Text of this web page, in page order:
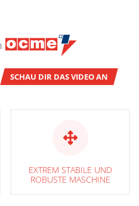
kg auf Paletten bis 1.200
ideal für anspruchsvolle
SCHAU DIR DAS VIDEO AN
EXTREM STABILE UND
ROBUSTE MASCHINE